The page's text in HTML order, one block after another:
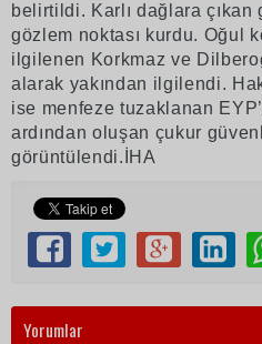
belirtildi. Karlı dağlara
gözlem noktası kurdu. Oğul
ilgilenen Korkmaz ve
alarak yakından ilgilendi.
ise menfeze tuzaklanan
ardından oluşan çukur
görüntülendi.İHA
Yorumlar